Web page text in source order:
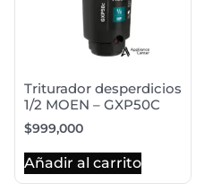
Triturador desperdicios
1/2 MOEN – GXP50C
$999,000
Añadir al carrito